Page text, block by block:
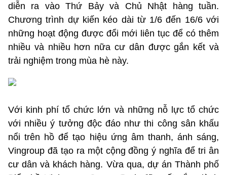
diễn ra vào Thứ Bảy và Chủ Nhật hàng tuần.
Chương trình dự kiến kéo dài từ 1/6 đến 16/6 với
những hoạt động được đổi mới liên tục để có thêm
nhiều và nhiều hơn nữa cư dân được gắn kết và
trải nghiệm trong mùa hè này.
Với kinh phí tổ chức lớn và những nỗ lực tổ chức
với nhiều ý tưởng độc đáo như thi công sân khấu
nổi trên hồ để tạo hiệu ứng âm thanh, ánh sáng,
Vingroup đã tạo ra một cộng đồng ý nghĩa để tri ân
cư dân và khách hàng. Vừa qua, dự án Thành phố